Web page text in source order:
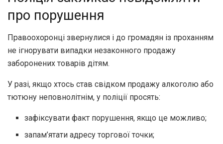
про порушення
Правоохоронці звернулися і до громадян із проханням
не ігнорувати випадки незаконного продажу
заборонених товарів дітям.
У разі, якщо хтось став свідком продажу алкоголю або
тютюну неповнолітнім, у поліції просять:
зафіксувати факт порушення, якщо це можливо;
запам’ятати адресу торгової точки;